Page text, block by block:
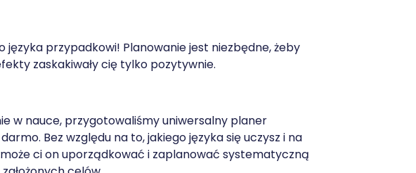
języka przypadkowi! Planowanie jest niezbędne, żeby
zaskakiwały cię tylko pozytywnie.
w nauce, przygotowaliśmy uniwersalny planer
Bez względu na to, jakiego języka się uczysz i na
ci on uporządkować i zaplanować systematyczną